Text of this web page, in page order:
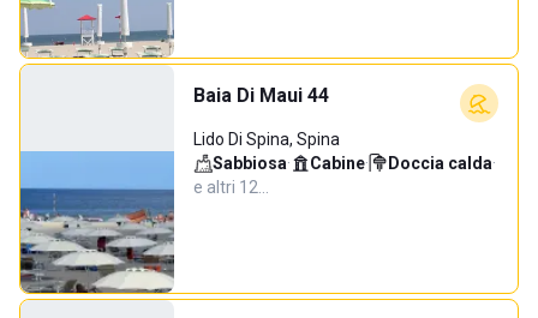
Baia Di Maui 44
Lido Di Spina, Spina
Sabbiosa· Cabine· Doccia calda·
e altri 12…